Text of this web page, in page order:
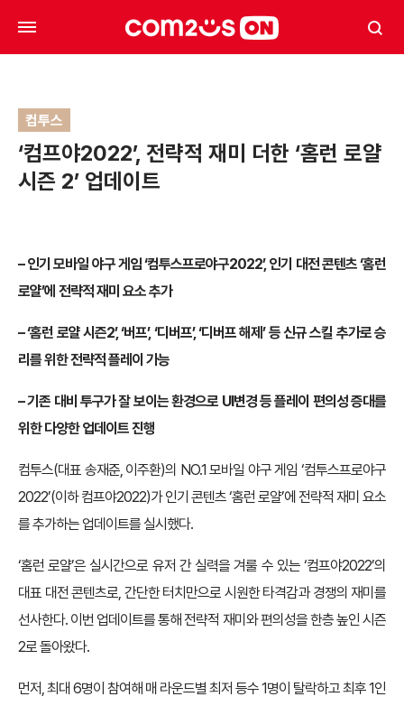
컴투스
‘컴프야2022’, 전략적 재미 더한 ‘홈런 로얄
시즌 2’ 업데이트
– 인기 모바일 야구 게임 ‘컴투스프로야구2022’, 인기 대전 콘텐츠 ‘홈런
로얄’에 전략적 재미 요소 추가
– ‘홈런 로얄 시즌2’, ‘버프’, ‘디버프’, ‘디버프 해제’ 등 신규 스킬 추가로 승
리를 위한 전략적 플레이 가능
– 기존 대비 투구가 잘 보이는 환경으로 UI변경 등 플레이 편의성 증대를
위한 다양한 업데이트 진행
컴투스(대표 송재준, 이주환)의 NO.1 모바일 야구 게임 ‘컴투스프로야구
2022’(이하 컴프야2022)가 인기 콘텐츠 ‘홈런 로얄’에 전략적 재미 요소
를 추가하는 업데이트를 실시했다.
‘홈런 로얄’은 실시간으로 유저 간 실력을 겨룰 수 있는 ‘컴프야2022’의
대표 대전 콘텐츠로, 간단한 터치만으로 시원한 타격감과 경쟁의 재미를
선사한다. 이번 업데이트를 통해 전략적 재미와 편의성을 한층 높인 시즌
2로 돌아왔다.
먼저, 최대 6명이 참여해 매 라운드별 최저 등수 1명이 탈락하고 최후 1인